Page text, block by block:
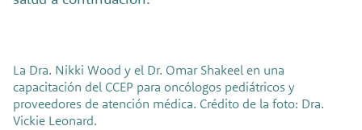
La Dra. Nikki Wood y el Dr. Omar Shakeel en una
capacitación del CCEP para oncólogos pediátricos y
proveedores de atención médica. Crédito de la foto: Dra.
Vickie Leonard.